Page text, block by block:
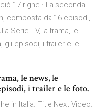
17 righe · La seconda
composta da 16 episodi,
Serie TV, la trama, le
gli episodi, i trailer e le
le news, le
i trailer e le foto.
in Italia. Title Next Video.